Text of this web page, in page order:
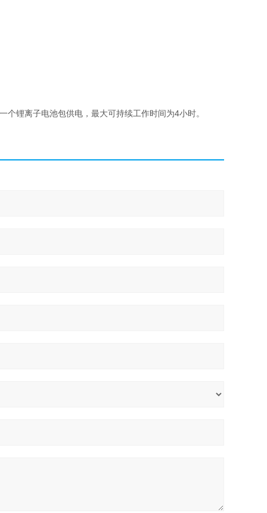
锂离子电池包供电，最大可持续工作时间为4小时。